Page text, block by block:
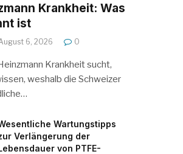
Krankheit: Was
ist
6, 2026 0
Krankheit sucht,
weshalb die Schweizer
Wartungstipps
Verlängerung der
von PTFE-